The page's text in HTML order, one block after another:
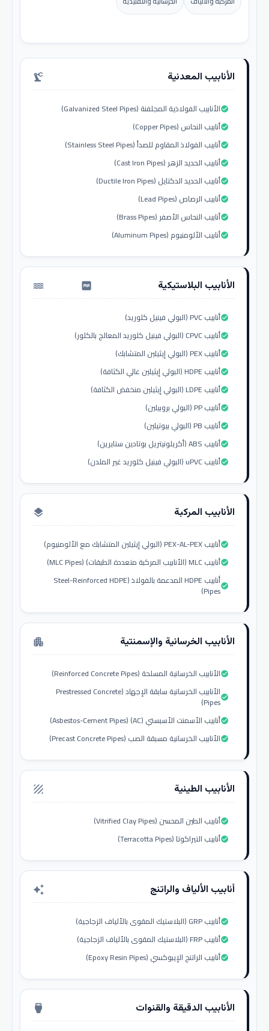
الأنابيب المعدنية precision_manufacturing
الأنابيب الفولاذية المجلفنة (Galvanized Steel Pipes)check_circle
أنابيب النحاس (Copper Pipes)check_circle
أنابيب الفولاذ المقاوم للصدأ (Stainless Steel Pipes)check_circle
أنابيب الحديد الزهر (Cast Iron Pipes)check_circle
أنابيب الحديد الدكتايل (Ductile Iron Pipes)check_circle
أنابيب الرصاص (Lead Pipes)check_circle
أنابيب النحاس الأصفر (Brass Pipes)check_circle
أنابيب الألومنيوم (Aluminum Pipes)check_circle
الأنابيب البلاستيكية water_pump
أنابيب PVC (البولي فينيل كلوريد)check_circle
أنابيب CPVC (البولي فينيل كلوريد المعالج بالكلور)check_circle
أنابيب PEX (البولي إيثيلين المتشابك)check_circle
أنابيب HDPE (البولي إيثيلين عالي الكثافة)check_circle
أنابيب LDPE (البولي إيثيلين منخفض الكثافة)check_circle
أنابيب PP (البولي بروبيلين)check_circle
أنابيب PB (البولي بيوتيلين)check_circle
أنابيب ABS (أكريلونيتريل بوتادين ستايرين)check_circle
أنابيب uPVC (البولي فينيل كلوريد غير الملدن)check_circle
الأنابيب المركبة layers
أنابيب PEX-AL-PEX (البولي إيثيلين المتشابك مع الألومنيوم)check_circle
أنابيب MLC (الأنابيب المركبة متعددة الطبقات) (MLC Pipes)check_circle
أنابيب HDPE المدعمة بالفولاذ (Steel-Reinforced HDPE
Pipes)check_circle
الأنابيب الخرسانية والإسمنتية apartment
الأنابيب الخرسانية المسلحة (Reinforced Concrete Pipes)check_circle
الأنابيب الخرسانية سابقة الإجهاد (Prestressed Concrete
Pipes)check_circle
أنابيب الأسمنت الأسبستي (AC) (Asbestos-Cement Pipes)check_circle
الأنابيب الخرسانية مسبقة الصب (Precast Concrete Pipes)check_circle
الأنابيب الطينية texture
أنابيب الطين المحسن (Vitrified Clay Pipes)check_circle
أنابيب التيراكوتا (Terracotta Pipes)check_circle
أنابيب الألياف والراتنج auto_awesome
أنابيب GRP (البلاستيك المقوى بالألياف الزجاجية)check_circle
أنابيب FRP (البلاستيك المقوى بالألياف الزجاجية)check_circle
أنابيب الراتنج الإيبوكسي (Epoxy Resin Pipes)check_circle
الأنابيب الدقيقة والقنوات settings_input_hdmi